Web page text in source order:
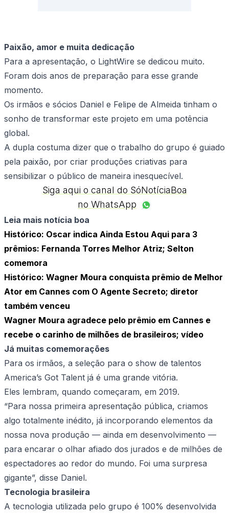
Paixão, amor e muita dedicação
Para a apresentação, o LightWire se dedicou muito.
Foram dois anos de preparação para esse grande
momento.
Os irmãos e sócios Daniel e Felipe de Almeida tinham o
sonho de transformar este projeto em uma potência
global.
A dupla costuma dizer que o trabalho do grupo é guiado
pela paixão, por criar produções criativas para
sensibilizar o público de maneira inesquecível.
Siga aqui o canal do SóNotíciaBoa
no WhatsApp
Leia mais notícia boa
Histórico: Oscar indica Ainda Estou Aqui para 3
prêmios: Fernanda Torres Melhor Atriz; Selton
comemora
Histórico: Wagner Moura conquista prêmio de Melhor
Ator em Cannes com O Agente Secreto; diretor
também venceu
Wagner Moura agradece pelo prêmio em Cannes e
recebe o carinho de milhões de brasileiros; vídeo
Já muitas comemorações
Para os irmãos, a seleção para o show de talentos
America’s Got Talent já é uma grande vitória.
Eles lembram, quando começaram, em 2019.
“Para nossa primeira apresentação pública, criamos
algo totalmente inédito, já incorporando elementos da
nossa nova produção — ainda em desenvolvimento —
para encarar o olhar afiado dos jurados e de milhões de
espectadores ao redor do mundo. Foi uma surpresa
gigante”, disse Daniel.
Tecnologia brasileira
A tecnologia utilizada pelo grupo é 100% desenvolvida